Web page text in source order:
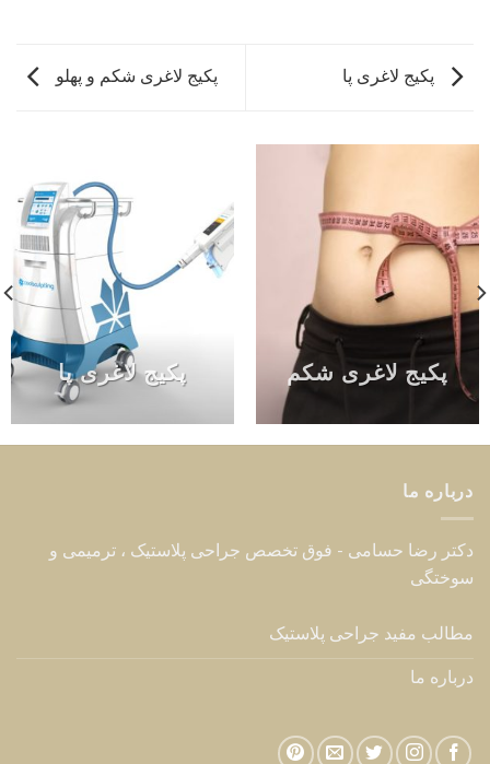
پکیج لاغری پا پکیج لاغری شکم و پهلو
پکیج لاغری شکم پکیج لاغری پا
درباره ما
دکتر رضا حسامی - فوق تخصص جراحی پلاستیک ، ترمیمی و
سوختگی
مطالب مفید جراحی پلاستیک
درباره ما